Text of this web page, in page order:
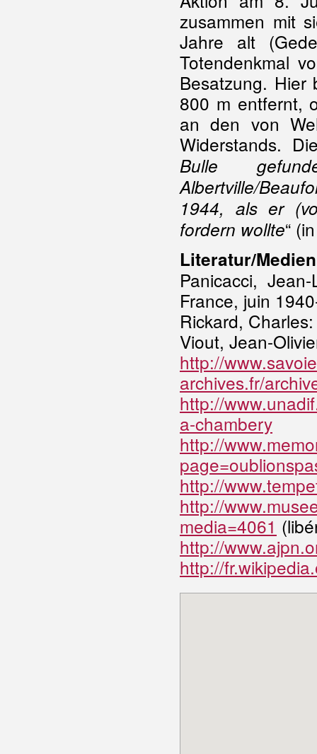
zusammen mit
Jahre alt
Totendenkmal
Besatzung.
800 m entfernt,
an den von
Widerstands.
Bulle
Albertville/
1944, als er
fordern wollte“
Literatur/Medien
Panicacci,
France, juin
Rickard,
Viout, Jean-
http://
archives.fr/
http://
a-chambery
http://
http://
http://
media=4061
http://
http://